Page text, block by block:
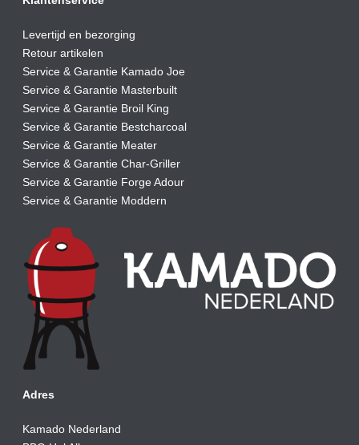
Levertijd en bezorging
Retour artikelen
Service & Garantie Kamado Joe
Service & Garantie Masterbuilt
Service & Garantie Broil King
Service & Garantie Bestcharcoal
Service & Garantie Meater
Service & Garantie Char-Griller
Service & Garantie Forge Adour
Service & Garantie Moddern
Adres
Kamado Nederland